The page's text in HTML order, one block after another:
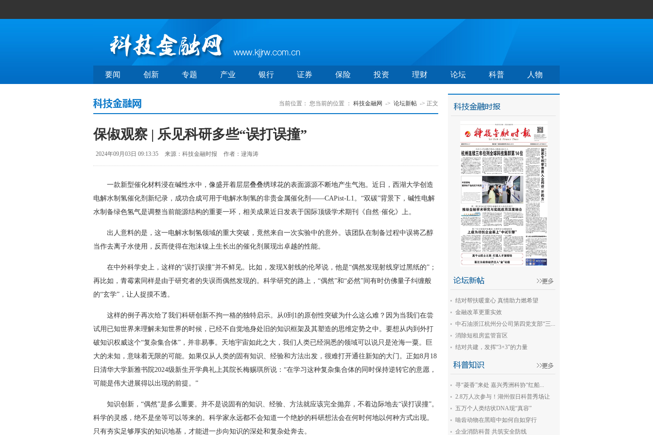
要闻 创新 专题 产业 银行 证券 保险 投资 理财 论坛 科普 人物
当前位置： 您当前的位置 ： 科技金融网 -> 论坛新帖 -> 正文
保俶观察 | 乐见科研多些“误打误撞”
2024年09月03日 09:13:35 来源：科技金融时报 作者：逯海涛
一款新型催化材料浸在碱性水中，像盛开着层层叠叠绣球花的表面源源不断地产生气泡。近日，西湖大学创造
电解水制氢催化剂新纪录，成功合成可用于电解水制氢的非贵金属催化剂——CAPist-L1。“双碳”背景下，碱性电解
水制备绿色氢气是调整当前能源结构的重要一环，相关成果近日发表于国际顶级学术期刊《自然·催化》上。
出人意料的是，这一电解水制氢领域的重大突破，竟然来自一次实验中的意外。该团队在制备过程中误将乙醇
当作去离子水使用，反而使得在泡沫镍上生长出的催化剂展现出卓越的性能。
在中外科学史上，这样的“误打误撞”并不鲜见。比如，发现X射线的伦琴说，他是“偶然发现射线穿过黑纸的”；
再比如，青霉素同样是由于研究者的失误而偶然发现的。科学研究的路上，“偶然”和“必然”间有时仿佛量子纠缠般
的“玄学”，让人捉摸不透。
这样的例子再次给了我们科研创新不拘一格的独特启示。从0到1的原创性突破为什么这么难？因为当我们在尝
试用已知世界来理解未知世界的时候，已经不自觉地身处旧的知识框架及其塑造的思维定势之中。要想从内到外打
破知识权威这个“复杂集合体”，并非易事。天地宇宙如此之大，我们人类已经洞悉的领域可以说只是沧海一粟。巨
大的未知，意味着无限的可能。如果仅从人类的固有知识、经验和方法出发，很难打开通往新知的大门。正如8月18
日清华大学新雅书院2024级新生开学典礼上其院长梅赐琪所说：“在学习这种复杂集合体的同时保持逆转它的意愿，
可能是伟大进展得以出现的前提。”
知识创新，“偶然”是多么重要。并不是说固有的知识、经验、方法就应该完全抛弃，不着边际地去“误打误撞”。
科学的灵感，绝不是坐等可以等来的。科学家永远都不会知道一个绝妙的科研想法会在何时何地以何种方式出现。
只有夯实足够厚实的知识地基，才能进一步向知识的深处和复杂处奔去。
结对帮扶暖童心 真情助力燃希望
金融改革更重实效
中石油浙江杭州分公司第四党支部“三...
消除短租房监管盲区
结对共建，发挥“3+3”的力量
寻“菱香”来处 嘉兴秀洲科协“红船...
2.8万人次参与！湖州假日科普秀场让
孩...
五万个人类结状DNA现“真容”
啮齿动物在黑暗中如何自如穿行
企业消防科普 共筑安全防线